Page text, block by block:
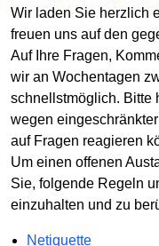
Wir laden Sie herzlich
freuen uns auf den
Auf Ihre Fragen,
wir an Wochentagen
schnellstmöglich. Bitte
wegen
auf Fragen reagieren
Um einen offenen
Sie, folgende Regeln
einzuhalten und zu
Netiquette